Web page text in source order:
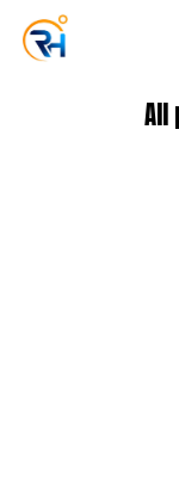
All